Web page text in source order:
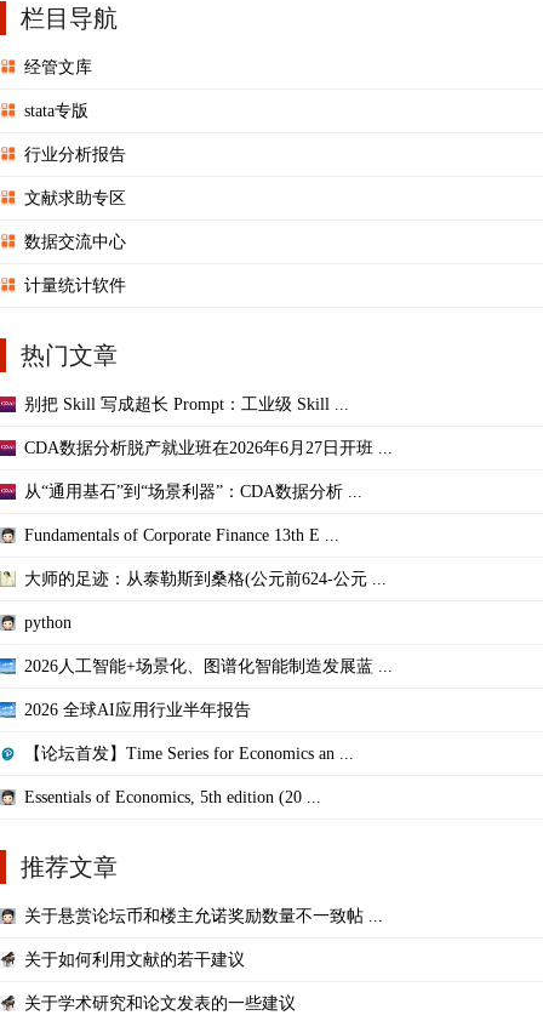
栏目导航
经管文库
stata专版
行业分析报告
文献求助专区
数据交流中心
计量统计软件
热门文章
别把 Skill 写成超长 Prompt：工业级 Skill ...
CDA数据分析脱产就业班在2026年6月27日开班 ...
从“通用基石”到“场景利器”：CDA数据分析 ...
Fundamentals of Corporate Finance 13th E ...
大师的足迹：从泰勒斯到桑格(公元前624-公元 ...
python
2026人工智能+场景化、图谱化智能制造发展蓝 ...
2026 全球AI应用行业半年报告
【论坛首发】Time Series for Economics an ...
Essentials of Economics, 5th edition (20 ...
推荐文章
关于悬赏论坛币和楼主允诺奖励数量不一致帖 ...
关于如何利用文献的若干建议
关于学术研究和论文发表的一些建议